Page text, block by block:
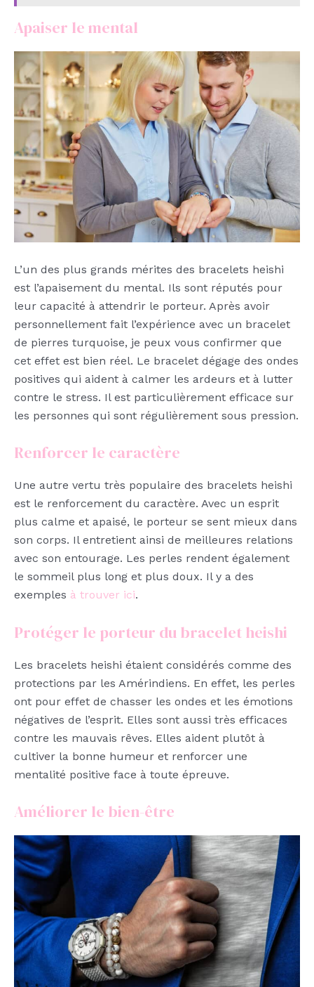
Apaiser le mental
L’un des plus grands mérites des bracelets heishi
est l’apaisement du mental. Ils sont réputés pour
leur capacité à attendrir le porteur. Après avoir
personnellement fait l’expérience avec un bracelet
de pierres turquoise, je peux vous confirmer que
cet effet est bien réel. Le bracelet dégage des ondes
positives qui aident à calmer les ardeurs et à lutter
contre le stress. Il est particulièrement efficace sur
les personnes qui sont régulièrement sous pression.
Renforcer le caractère
Une autre vertu très populaire des bracelets heishi
est le renforcement du caractère. Avec un esprit
plus calme et apaisé, le porteur se sent mieux dans
son corps. Il entretient ainsi de meilleures relations
avec son entourage. Les perles rendent également
le sommeil plus long et plus doux. Il y a des
exemples à trouver ici.
Protéger le porteur du bracelet heishi
Les bracelets heishi étaient considérés comme des
protections par les Amérindiens. En effet, les perles
ont pour effet de chasser les ondes et les émotions
négatives de l’esprit. Elles sont aussi très efficaces
contre les mauvais rêves. Elles aident plutôt à
cultiver la bonne humeur et renforcer une
mentalité positive face à toute épreuve.
Améliorer le bien-être